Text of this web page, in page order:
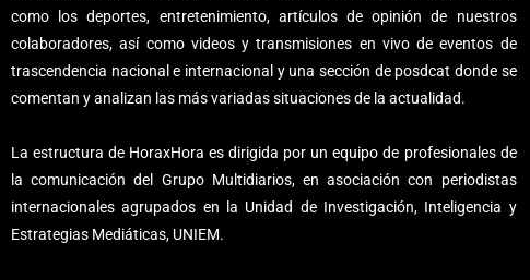
como los deportes, entretenimiento, artículos de opinión de nuestros
colaboradores, así como videos y transmisiones en vivo de eventos de
trascendencia nacional e internacional y una sección de posdcat donde se
comentan y analizan las más variadas situaciones de la actualidad.
La estructura de HoraxHora es dirigida por un equipo de profesionales de
la comunicación del Grupo Multidiarios, en asociación con periodistas
internacionales agrupados en la Unidad de Investigación, Inteligencia y
Estrategias Mediáticas, UNIEM.